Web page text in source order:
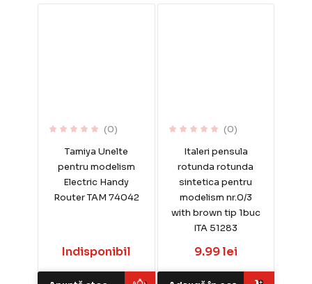
(0)
Tamiya Unelte
pentru modelism
Electric Handy
Router TAM 74042
Indisponibil
(0)
Italeri pensula
rotunda rotunda
sintetica pentru
modelism nr.0/3
with brown tip 1buc
ITA 51283
9.99 lei